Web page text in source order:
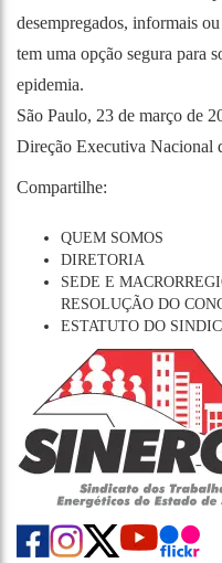
desempregados, informais
tem uma opção segura para
epidemia.
São Paulo, 23 de março de
Direção Executiva Nacional
Compartilhe:
QUEM SOMOS
DIRETORIA
SEDE E
RESOLUÇÃO DO
ESTATUTO DO